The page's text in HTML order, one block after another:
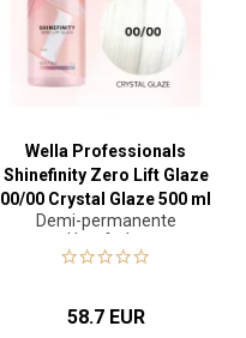
Wella Professionals
Shinefinity Zero Lift Glaze
00/00 Crystal Glaze 500 ml
Demi-permanente
Haarfarbe
58.7 EUR